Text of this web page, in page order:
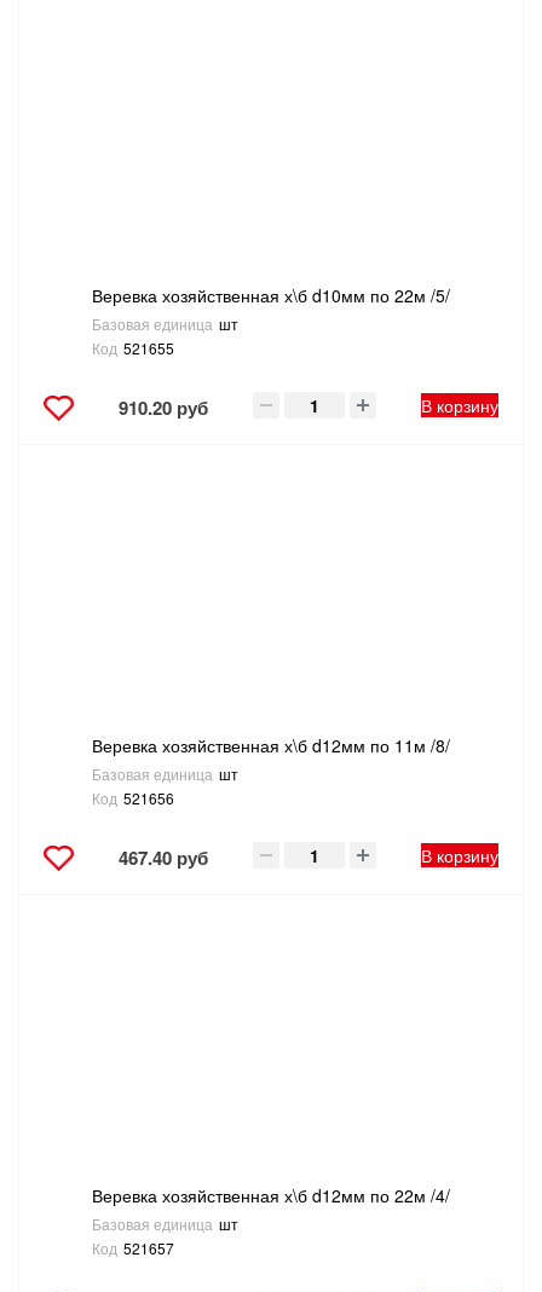
Веревка хозяйственная х\б d10мм по 22м /5/
Базовая единица шт
Код 521655
910.20 руб В корзину
Веревка хозяйственная х\б d12мм по 11м /8/
Базовая единица шт
Код 521656
467.40 руб В корзину
Веревка хозяйственная х\б d12мм по 22м /4/
Базовая единица шт
Код 521657